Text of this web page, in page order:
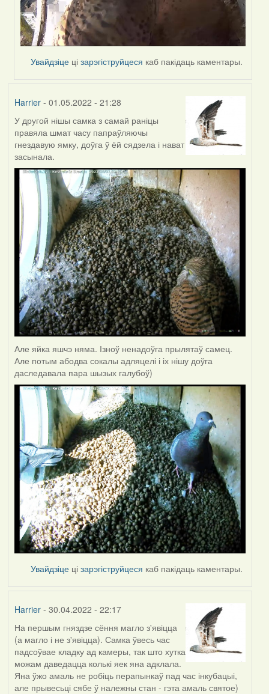
Увайдзіце цізарэгіструйцеся каб пакідаць каментары.
Harrier- 01.05.2022 - 21:28
У другой нішы самка з самай раніцы
правяла шмат часу папраўляючы
гнездавую ямку, доўга ў ёй сядзела і нават
засынала.
Але яйка яшчэ няма. Ізноў ненадоўга прылятаў самец.
Але потым абодва сокалы адляцелі і іх нішу доўга
даследавала пара шызых галубоў)
Увайдзіце цізарэгіструйцеся каб пакідаць каментары.
Harrier- 30.04.2022 - 22:17
На першым гняздзе сёння магло з'явіцца
(а магло і не з'явіцца). Самка ўвесь час
падсоўвае кладку ад камеры, так што хутка
можам даведацца колькі яек яна адклала.
Яна ўжо амаль не робіць перапынкаў пад час інкубацыі,
але прывесьці сябе ў належны стан - гэта амаль святое)